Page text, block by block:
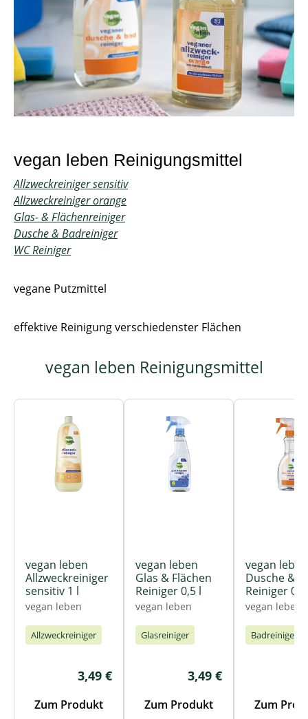
vegan leben Reinigungsmittel
Allzweckreiniger sensitiv
Allzweckreiniger orange
Glas- & Flächenreiniger
Dusche & Badreiniger
WC Reiniger
vegane Putzmittel
effektive Reinigung verschiedenster Flächen
vegan leben Reinigungsmittel
Produktgalerie überspringen
vegan leben
Allzweckreiniger
sensitiv 1 l
vegan leben
Allzweckreiniger
Regulärer Preis:
3,49 €
Zum Produkt
vegan leben
Glas & Flächen
Reiniger 0,5 l
vegan leben
Glasreiniger
Regulärer Preis:
3,49 €
Zum Produkt
vegan leben
Dusche &
Reiniger
vegan leben
Badreiniger
Zum